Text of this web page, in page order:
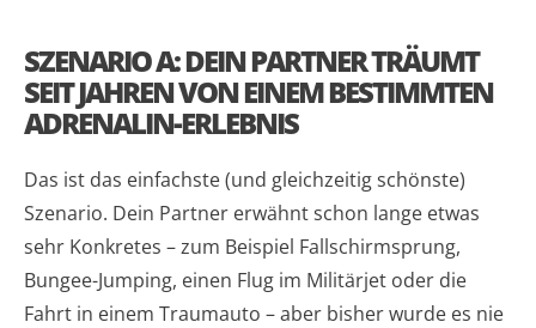
SZENARIO A: DEIN PARTNER TRÄUMT
SEIT JAHREN VON EINEM BESTIMMTEN
ADRENALIN-ERLEBNIS
Das ist das einfachste (und gleichzeitig schönste)
Szenario. Dein Partner erwähnt schon lange etwas
sehr Konkretes – zum Beispiel Fallschirmsprung,
Bungee-Jumping, einen Flug im Militärjet oder die
Fahrt in einem Traumauto – aber bisher wurde es nie